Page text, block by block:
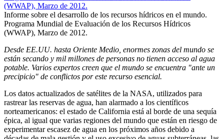
Informe sobre el desarrollo de los recursos hídricos en el mundo.
Programa Mundial de Evaluación de los Recursos Hídricos
(WWAP), Marzo de 2012.
Desde EE.UU. hasta Oriente Medio, enormes zonas del mundo se
están secando y mil millones de personas no tienen acceso al agua
potable. Varios expertos creen que el mundo se encuentra "ante un
precipicio" de conflictos por este recurso esencial.
Los datos actualizados de satélites de la NASA, utilizados para
rastrear las reservas de agua, han alarmado a los científicos
norteamericanos: el estado de California está al borde de una sequía
épica, al igual que varias regiones del mundo que están en riesgo de
experimentar escasez de agua en los próximos años debido a